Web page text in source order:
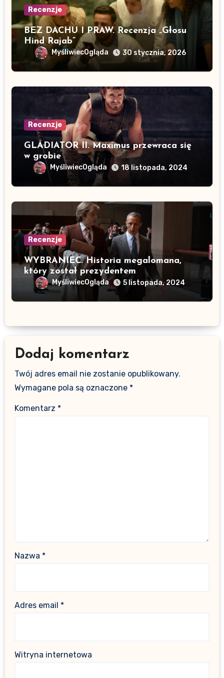
Recenzje
BEZ DACHU I PRAW. Recenzja „Głosu
Hind Rajab”
MyśliwiecOgląda 30 stycznia, 2026
Recenzje
GLADIATOR II. Maximus przewraca się
w grobie
MyśliwiecOgląda 18 listopada, 2024
Recenzje
WYBRANIEC. Historia megalomana,
który został prezydentem
MyśliwiecOgląda 5 listopada, 2024
Dodaj komentarz
Twój adres email nie zostanie opublikowany.
Wymagane pola są oznaczone *
Komentarz *
Nazwa *
Adres email *
Witryna internetowa